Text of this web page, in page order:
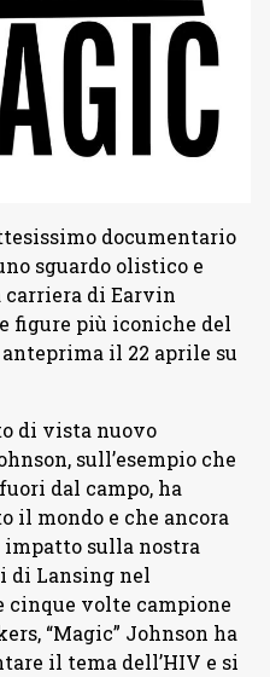
documentario
sguardo olistico e
di Earvin
figure più iconiche del
il 22 aprile su
di vista nuovo
sull’esempio che
dal campo, ha
il mondo e che ancora
impatto sulla nostra
di Lansing nel
cinque volte campione
“Magic” Johnson ha
il tema dell’HIV e si